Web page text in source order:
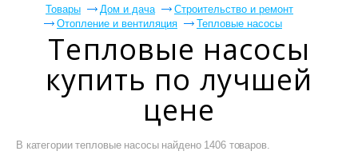
Товары Дом и дача
Строительство и ремонт
Отопление и вентиляция
Тепловые насосы
Тепловые насосы
купить по лучшей
цене
В категории тепловые насосы найдено 1406 товаров.